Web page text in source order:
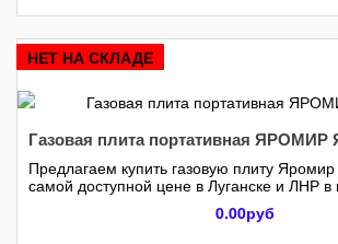
НЕТ НА СКЛАДЕ
Газовая плита портативная ЯРОМИР
Предлагаем купить газовую плиту
самой доступной цене в Луганске и ЛНР в
0.00руб